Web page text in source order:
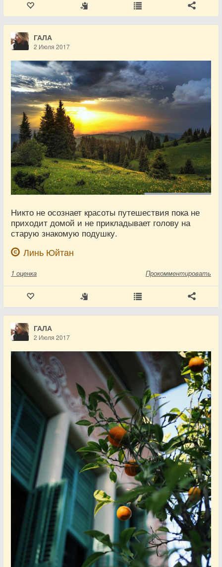
ГАЛА
2 Июля 2017
Никто не осознает красоты путешествия пока не
приходит домой и не прикладывает голову на
старую знакомую подушку.
Линь Юйтан
1 оценка Прокомментировать
ГАЛА
2 Июля 2017